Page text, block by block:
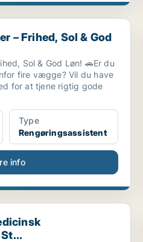
Sol & God Løn! 🚗
– Frihed, Sol & God
Sol & God Løn! 🚗Er du
fire vægge? Vil du have
for at tjene rigtig gode
Type
Rengøringsassistent
info
evakueringsenhed - St...